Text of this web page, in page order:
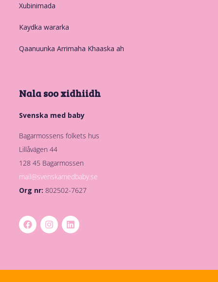
Xubinimada
Kaydka wararka
Qaanuunka Arrimaha Khaaska ah
Nala soo xidhiidh
Svenska med baby
Bagarmossens folkets hus
Lillåvägen 44
128 45 Bagarmossen
mail@svenskamedbaby.se
Org nr: 802502-7627